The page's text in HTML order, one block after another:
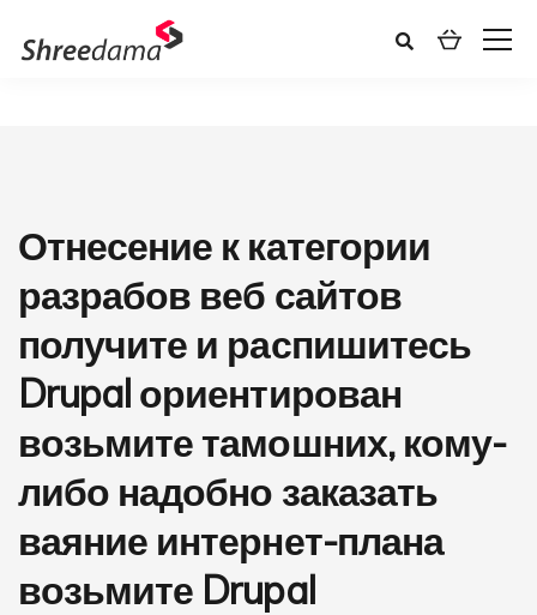
Отнесение к категории
разрабов веб сайтов
получите и распишитесь
Drupal ориентирован
возьмите тамошних, кому-
либо надобно заказать
ваяние интернет-плана
возьмите Drupal